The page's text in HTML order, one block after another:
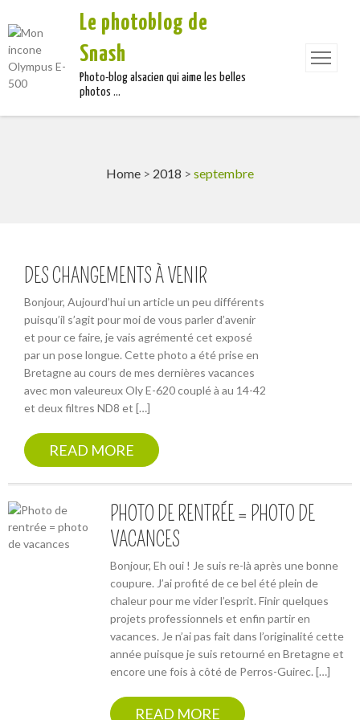
Le photoblog de
Snash
Photo-blog alsacien qui aime les belles
photos …
Home > 2018 > septembre
DES CHANGEMENTS À VENIR
Bonjour, Aujourd’hui un article un peu différents
puisqu’il s’agit pour moi de vous parler d’avenir
et pour ce faire, je vais agrémenté cet exposé
par un pose longue. Cette photo a été prise en
Bretagne au cours de mes dernières vacances
avec mon valeureux Oly E-620 couplé à au 14-42
et deux filtres ND8 et […]
READ MORE
PHOTO DE RENTRÉE = PHOTO DE
VACANCES
Bonjour, Eh oui ! Je suis re-là après une bonne
coupure. J’ai profité de ce bel été plein de
chaleur pour me vider l’esprit. Finir quelques
projets professionnels et enfin partir en
vacances. Je n’ai pas fait dans l’originalité cette
année puisque je suis retourné en Bretagne et
encore une fois à côté de Perros-Guirec. […]
READ MORE